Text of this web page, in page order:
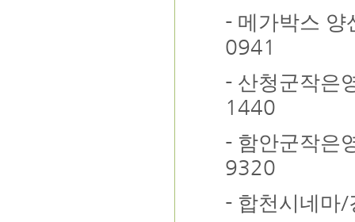
- 메가박스 양
0941
- 산청군작은
1440
- 함안군작은
9320
- 합천시네마/